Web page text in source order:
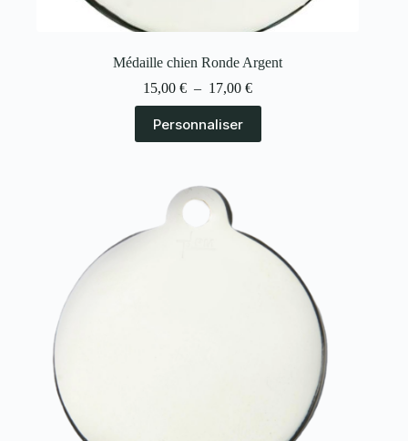
Médaille chien Ronde Argent
15,00€ – 17,00€
Personnaliser